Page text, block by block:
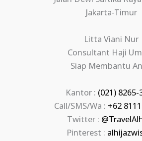
Jakarta-Timur
Litta Viani Nur
Consultant Haji
Siap Membantu
Kantor : (021) 8265-
Call/SMS/Wa : +62
Twitter :
Pinterest :